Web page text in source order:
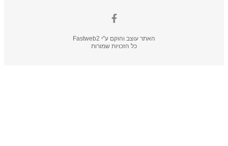
האתר עוצב והוקם ע"י Fastweb2
כל הזכויות שמורות